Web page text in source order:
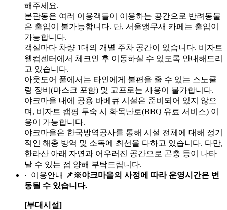
해주세요.
본관동은 여러 이용객들이 이용하는 공간으로 반려동물
은 출입이 불가능합니다. 단, 서울앵무새 카페는 출입이
가능합니다.
객실마다 차량 1대의 개별 주차 공간이 있습니다. 비자트
웰컴센터에서 체크인 후 이동하실 수 있도록 안내해드리
고 있습니다.
아웃도어 풀에서는 타인에게 불편을 줄 수 있는 스노쿨
링 장비(마스크 포함) 및 고프로는 사용이 불가합니다.
야크마을 내에 공용 바베큐 시설은 준비되어 있지 않으
며, 비자트 캠핑 투숙 시 화목난로(BBQ 유료 서비스) 이
용이 가능합니다.
야크마을은 한국방역공사를 통해 시설 전체에 대해 정기
적인 해충 방역 및 소독에 최선을 다하고 있습니다. 다만,
한라산 아래 자연과 어우러진 공간으로 곤충 등이 나타
날 수 있는 점 양해 부탁드립니다.
· 이용안내 📌※야크마을의 사정에 따라 운영시간은 변
동될 수 있습니다.
[부대시설]